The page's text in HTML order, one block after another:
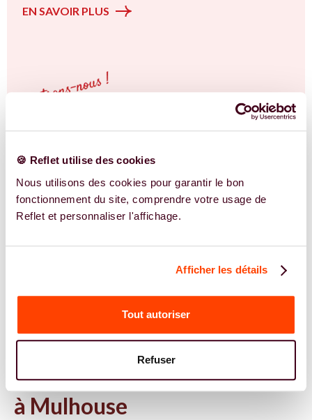
🍪 Reflet utilise des cookies
Nous utilisons des cookies pour garantir le bon
fonctionnement du site, comprendre votre usage de
Reflet et personnaliser l'affichage.
Afficher les détails
Tout autoriser
Refuser
EN SAVOIR PLUS
Tous les spécialistes en PMA
à Mulhouse